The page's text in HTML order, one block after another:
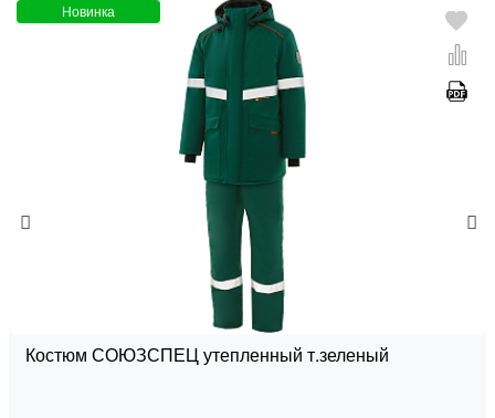
Новинка
Костюм СОЮЗСПЕЦ утепленный т.зеленый